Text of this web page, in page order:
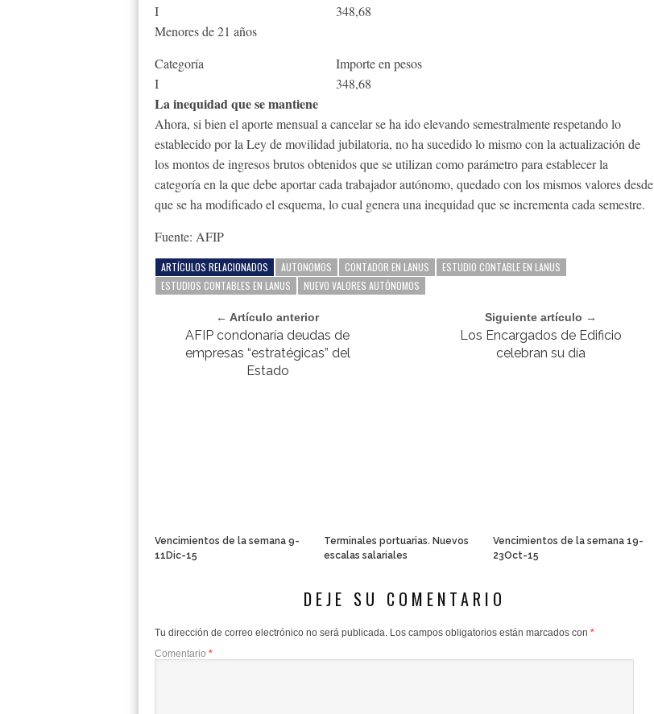
I
348,68
Menores de 21 años
Categoría
Importe en pesos
I
348,68
La inequidad que se mantiene
Ahora, si bien el aporte mensual a cancelar se ha ido elevando semestralmente respetando lo
establecido por la Ley de movilidad jubilatoria, no ha sucedido lo mismo con la actualización de
los montos de ingresos brutos obtenidos que se utilizan como parámetro para establecer la
categoría en la que debe aportar cada trabajador autónomo, quedado con los mismos valores desde
que se ha modificado el esquema, lo cual genera una inequidad que se incrementa cada semestre.
Fuente: AFIP
ARTÍCULOS RELACIONADOS AUTONOMOS CONTADOR EN LANUS
ESTUDIO CONTABLE EN LANUS
ESTUDIOS CONTABLES EN LANUS
NUEVO VALORES AUTÓNOMOS
← Artículo anterior
AFIP condonaría deudas de
empresas “estratégicas” del
Estado
Siguiente artículo →
Los Encargados de Edificio
celebran su día
Vencimientos de la semana 9-
11Dic-15
Terminales portuarias. Nuevos
escalas salariales
Vencimientos de la semana 19-
23Oct-15
DEJE SU COMENTARIO
Tu dirección de correo electrónico no será publicada. Los campos obligatorios están marcados con *
Comentario *